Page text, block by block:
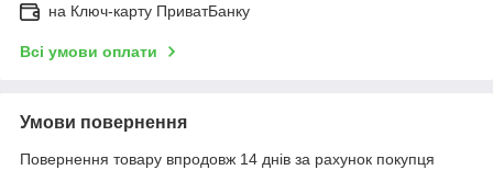
на Ключ-карту ПриватБанку
Всі умови оплати
Умови повернення
Повернення товару впродовж 14 днів за рахунок покупця